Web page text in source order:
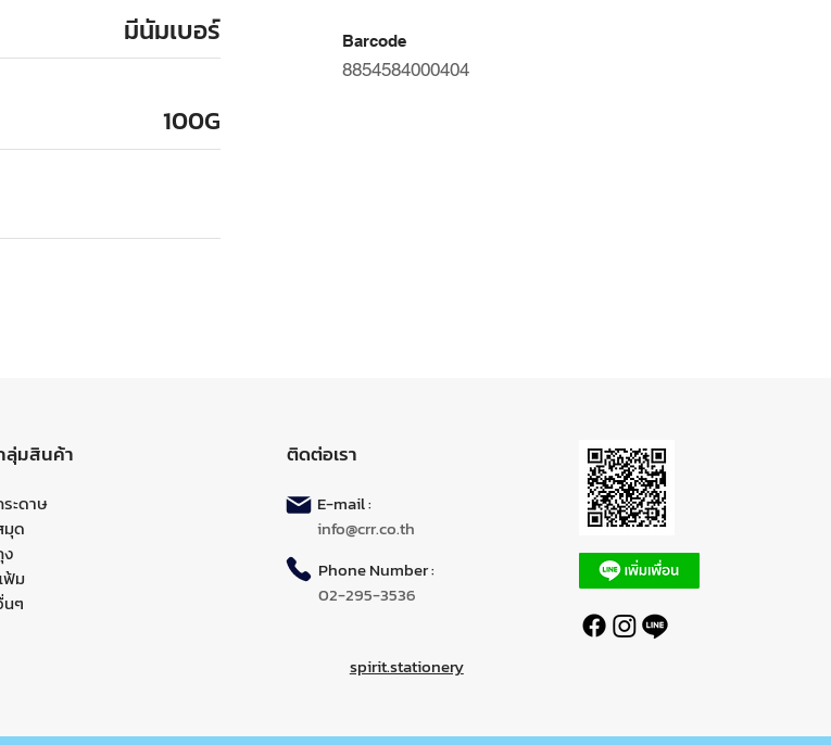
มีนัมเบอร์
100G
Barcode
8854584000404
ลุ่มสินค้า
ะดาษ
มุด
ฟ้ม
ๆ
ติดต่อเรา
E-mail :
info@crr.co.th
Phone Number :
02-295-3536
spirit.stationery